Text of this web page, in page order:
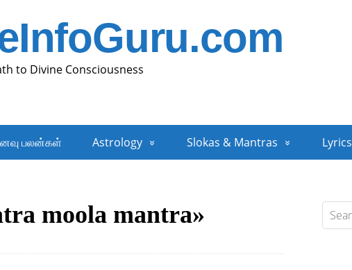
to Divine Consciousness
பலன்கள் Astrology Slokas & Mantras Lyrics
moola mantra»